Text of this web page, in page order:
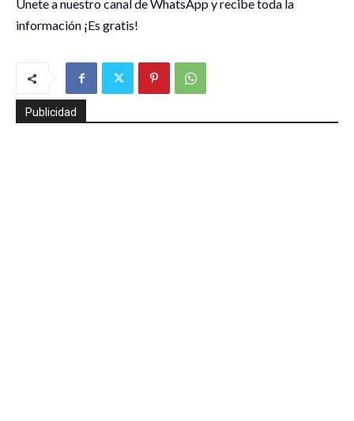
Únete a nuestro canal de WhatsApp y recibe toda la
información ¡Es gratis!
Publicidad